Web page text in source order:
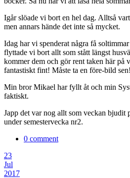
Igår slöade vi bort en hel dag. Alltså
men annars hände det inte så mycket.
Idag har vi spenderat några få
flyttade vi bort allt som stått längst
kommer dem och gör rent taken här på
fantastiskt fint! Måste ta en före-bild sen!
Min bror Mikael har fyllt åt och min
faktiskt.
Japp det var nog allt som veckan bjudit
under semestervecka nr2.
0 comment
23
Jul
2017